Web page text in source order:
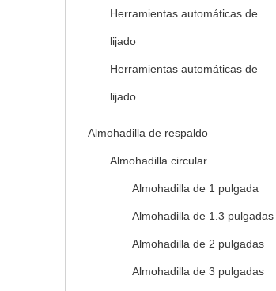
Herramientas automáticas de
lijado
Herramientas automáticas de
lijado
Almohadilla de respaldo
Almohadilla circular
Almohadilla de 1 pulgada
Almohadilla de 1.3 pulgadas
Almohadilla de 2 pulgadas
Almohadilla de 3 pulgadas